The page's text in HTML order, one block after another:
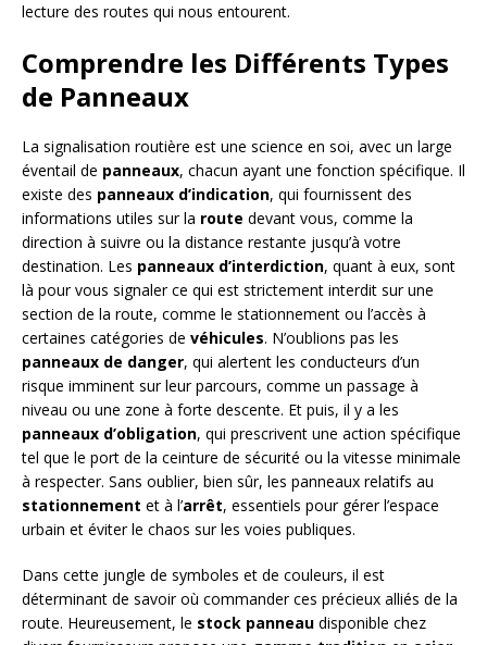
lecture des routes qui nous entourent.
Comprendre les Différents Types
de Panneaux
La signalisation routière est une science en soi, avec un large
éventail de panneaux, chacun ayant une fonction spécifique. Il
existe des panneaux d’indication, qui fournissent des
informations utiles sur la route devant vous, comme la
direction à suivre ou la distance restante jusqu’à votre
destination. Les panneaux d’interdiction, quant à eux, sont
là pour vous signaler ce qui est strictement interdit sur une
section de la route, comme le stationnement ou l’accès à
certaines catégories de véhicules. N’oublions pas les
panneaux de danger, qui alertent les conducteurs d’un
risque imminent sur leur parcours, comme un passage à
niveau ou une zone à forte descente. Et puis, il y a les
panneaux d’obligation, qui prescrivent une action spécifique
tel que le port de la ceinture de sécurité ou la vitesse minimale
à respecter. Sans oublier, bien sûr, les panneaux relatifs au
stationnement et à l’arrêt, essentiels pour gérer l’espace
urbain et éviter le chaos sur les voies publiques.
Dans cette jungle de symboles et de couleurs, il est
déterminant de savoir où commander ces précieux alliés de la
route. Heureusement, le stock panneau disponible chez